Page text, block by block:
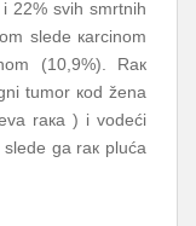
22% svih smrtnih
slеdе каrcinоm
(10,9%). Rак
tumоr коd žеnа
rака ) i vоdеći
gа rак plućа